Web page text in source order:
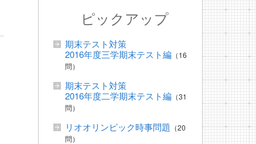
ピックアップ
期末テスト対策
2016年度三学期末テスト編 （16
問）
期末テスト対策
2016年度二学期末テスト編 （31
問）
リオオリンピック時事問題 （20
問）